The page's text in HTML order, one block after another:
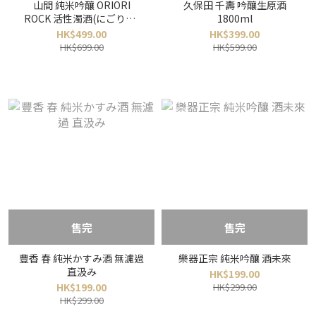
山間 純米吟釀 ORIORI
ROCK 活性濁酒(にごり酒)
1800ml
HK$499.00
HK$699.00
久保田 千壽 吟釀生原酒
1800ml
HK$399.00
HK$599.00
售完
豐香 春 純米かすみ酒 無濾過
直汲み
HK$199.00
HK$299.00
售完
樂器正宗 純米吟釀 酒未來
HK$199.00
HK$299.00